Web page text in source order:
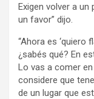
Exigen volver a un
un favor” dijo.
“Ahora es ‘quiero
¿sabés qué? En
Lo vas a comer
considere que
de un lugar que